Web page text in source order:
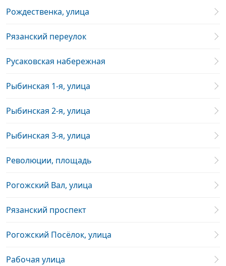
Рождественка, улица
Рязанский переулок
Русаковская набережная
Рыбинская 1-я, улица
Рыбинская 2-я, улица
Рыбинская 3-я, улица
Революции, площадь
Рогожский Вал, улица
Рязанский проспект
Рогожский Посёлок, улица
Рабочая улица